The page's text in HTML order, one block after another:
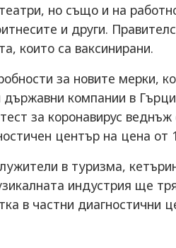
но също и на
и други.
които са ваксинирани.
за новите мерки,
компании в
за коронавирус
център на цена от
в туризма,
индустрия ще
в частни диагностични